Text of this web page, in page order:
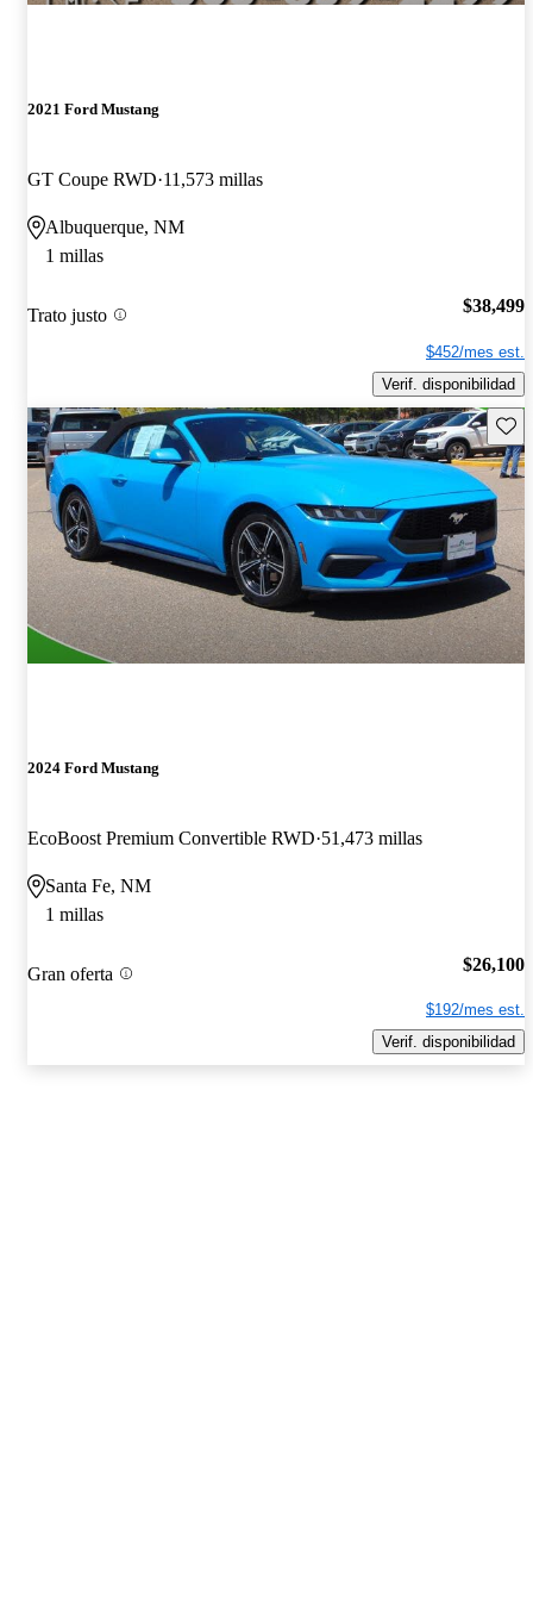
2021 Ford Mustang
GT Coupe RWD 11,573 millas
Albuquerque, NM
1 millas
Trato justo $38,499
$452/mes est.
Verif. disponibilidad
2024 Ford Mustang
EcoBoost Premium Convertible RWD 51,473 millas
Santa Fe, NM
1 millas
Gran oferta $26,100
$192/mes est.
Verif. disponibilidad